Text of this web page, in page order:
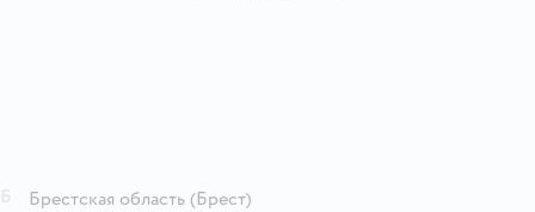
Брестская область (Брест)